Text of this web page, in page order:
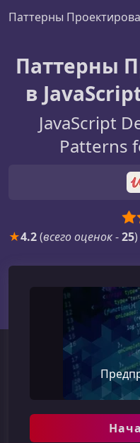
Паттерны
Паттерны
в
JavaScript
Patterns
★4.2(всего оценок-25)